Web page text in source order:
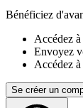
Bénéficiez
Accédez
Envoyez
Accédez
Se créer un